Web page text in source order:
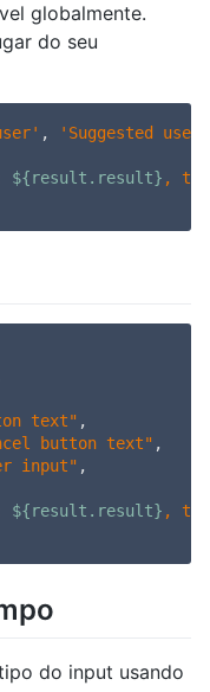
globalmente.
do seu
,
'Suggested
${result.result} ,
text" ,
button text" ,
input" ,
${result.result} ,
do input usando